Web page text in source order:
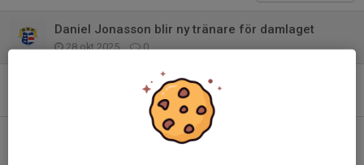
Daniel Jonasson blir ny tränare för damlaget
28 okt 2025 0
0
Sista matchen på våromgången borta mot ÖFK